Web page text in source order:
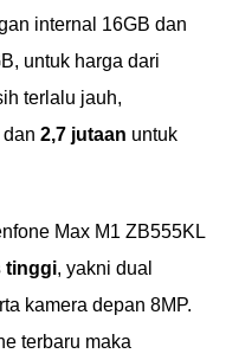
internal 16GB dan
untuk harga dari
terlalu jauh,
dan 2,7 jutaan untuk
Max M1 ZB555KL
tinggi, yakni dual
kamera depan 8MP.
terbaru maka